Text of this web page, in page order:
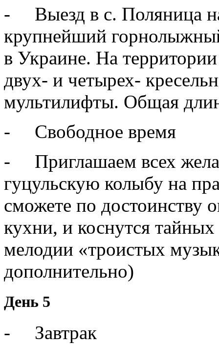
- Выезд в с. Поляница
крупнейший
в Украине. На
двух- и четырех-
мультилифты. Общая
- Свободное время
- Приглашаем всех
гуцульскую колыбу на
сможете по достоинству
кухни, и коснутся
мелодии «троистых
дополнительно)
День 5
- Завтрак